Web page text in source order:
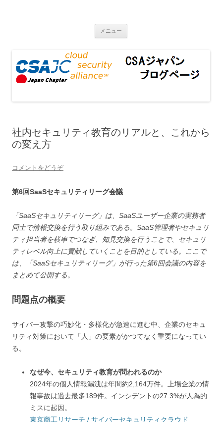
メニュー
社内セキュリティ教育のリアルと、これから
の変え方
コメントをどうぞ
第6回SaaSセキュリティリーグ会議
「SaaSセキュリティリーグ」は、SaaSユーザー企業の実務者
同士で情報交換を行う取り組みである。SaaS管理者やセキュリ
ティ担当者を横串でつなぎ、知見交換を行うことで、セキュリ
ティレベル向上に貢献していくことを目的としている。ここで
は、「SaaSセキュリティリーグ」が行った第6回会議の内容を
まとめて公開する。
問題点の概要
サイバー攻撃の巧妙化・多様化が急速に進む中、企業のセキュ
リティ対策において「人」の要素がかつてなく重要になってい
る。
なぜ今、セキュリティ教育が問われるのか
2024年の個人情報漏洩は年間約2,164万件。上場企業の情
報事故は過去最多189件。インシデントの27.3%が人為的
ミスに起因。
東京商工リサーチ / サイバーセキュリティクラウド